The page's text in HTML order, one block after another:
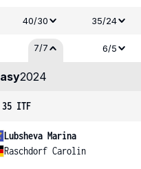
40/30 35/24
7/7 6/5
2024
ITF
Lubsheva Marina
Raschdorf Carolin